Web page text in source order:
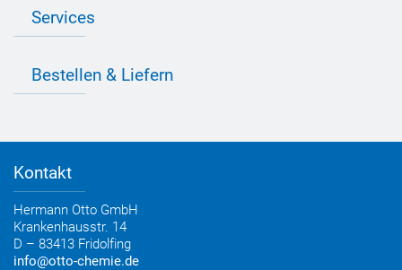
Presse
Jobs
Referenzen
Farbvielfalt
Informationen zu Prüfzeichen
Services
Farbempfehlungen
Verbrauchsrechner
Medienportal
Bestellen & Liefern
Bestelloptionen
Elektronischer Rechnungsversand
Entsorgung & Verpackungsrücknahme
Kontakt
Hermann Otto GmbH
Krankenhausstr. 14
D – 83413 Fridolfing
info@otto-chemie.de